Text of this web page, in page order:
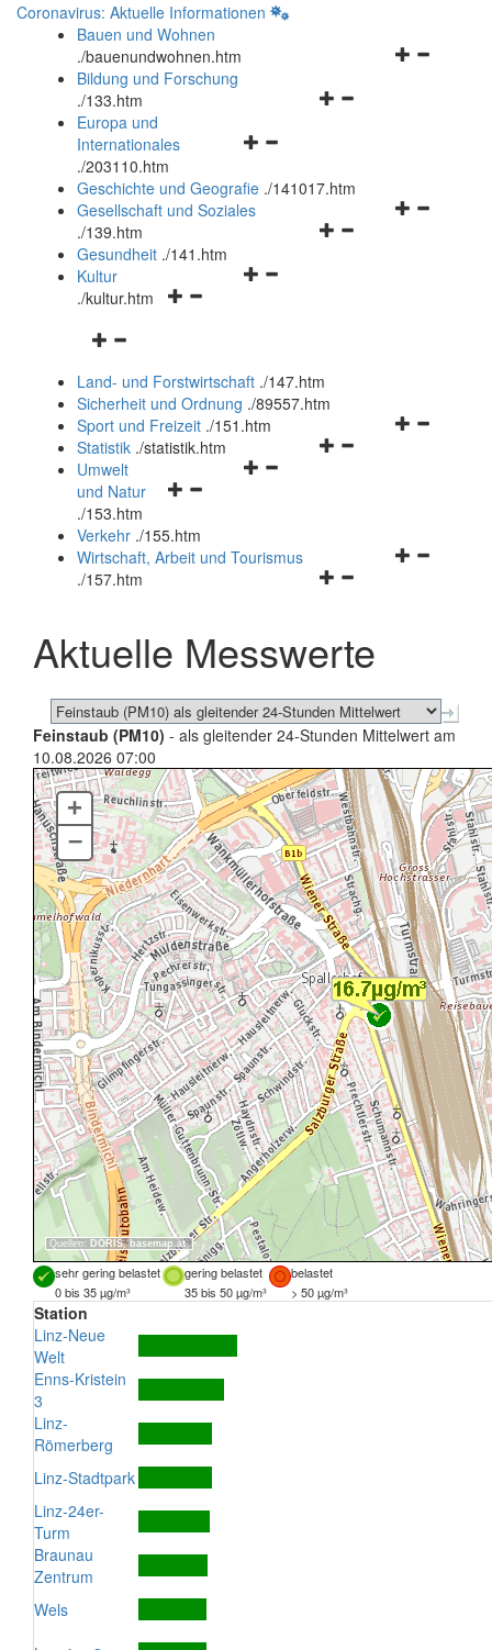
Coronavirus: Aktuelle Informationen
Bauen und Wohnen
./bauenundwohnen.htm
Navigationsmenü
Bildung und Forschung
./133.htm
Navigationsmenü
und
schließen
Europa und
Internationales
./203110.htm
Geschichte und Geografie ./141017.htm
Navigationsmenü
Gesellschaft und Soziales
./139.htm
Navigationsmenü
Gesundheit ./141.htm
Navigationsmenü
Kultur
./kultur.htm
Navigationsmenü
und
schließen
Land- und Forstwirtschaft ./147.htm
Sicherheit und Ordnung ./89557.htm
Navigationsmenü
Sport und Freizeit ./151.htm
Navigationsmenü
Statistik ./statistik.htm
Navigationsmenü
und
schließen
Umwelt
und Natur
./153.htm
Verkehr ./155.htm
Navigationsmenü
schließen
Wirtschaft, Arbeit und Tourismus
./157.htm
Aktuelle Messwerte
Feinstaub (PM10) - als gleitender 24-Stunden Mittelwert am
10.08.2026 07:00
Quellen: DORIS, basemap.at
+
–
sehr gering belastet gering belastet
belastet
0 bis 35 µg/m³
35 bis 50 µg/m³ > 50 µg/m³
Station
Linz-Neue
Welt
Enns-Kristein
3
Linz-
Römerberg
Linz-Stadtpark
Linz-24er-
Turm
Braunau
Zentrum
Wels